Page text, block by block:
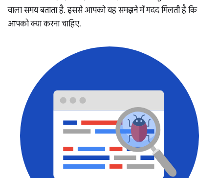
वाला समय बताता है. इससे आपको यह समझने में मदद मिलती है कि
आपको क्या करना चाहिए.